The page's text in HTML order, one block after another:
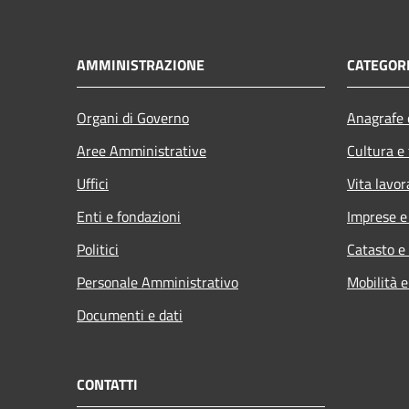
AMMINISTRAZIONE
Organi di Governo
Aree Amministrative
Uffici
Enti e fondazioni
Politici
Personale Amministrativo
Documenti e dati
Cultura
Vita
Imprese
Catasto
Mobilità
CONTATTI